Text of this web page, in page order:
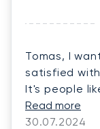
Tomas, I
satisfied
It's people
customers
Read more
30.07.2024